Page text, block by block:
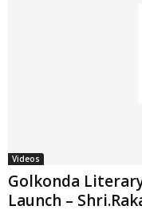
Videos
Golkonda
Launch –